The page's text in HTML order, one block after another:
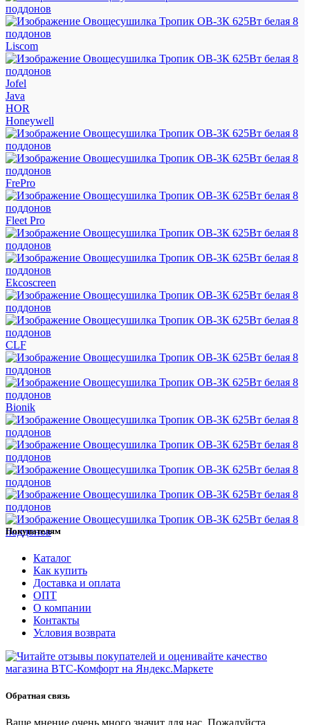
Liscom
Jofel
Java
HOR
Honeywell
FrePro
Fleet Pro
Ekcoscreen
CLF
Bionik
Покупателям
Каталог
Как купить
Доставка и оплата
ОПТ
О компании
Контакты
Условия возврата
Обратная связь